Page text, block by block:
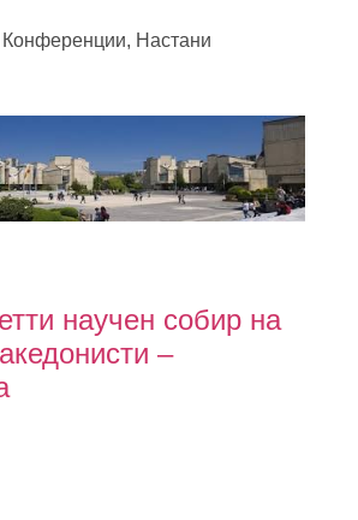
Конференции, Настани
научен собир на
–